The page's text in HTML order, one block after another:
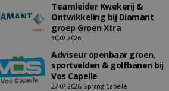
Teamleider Kwekerij &
Ontwikkeling bij Diamant
groep Groen Xtra
30-07-2026
Adviseur openbaar groen,
sportvelden & golfbanen bij
Vos Capelle
27-07-2026, Sprang-Capelle